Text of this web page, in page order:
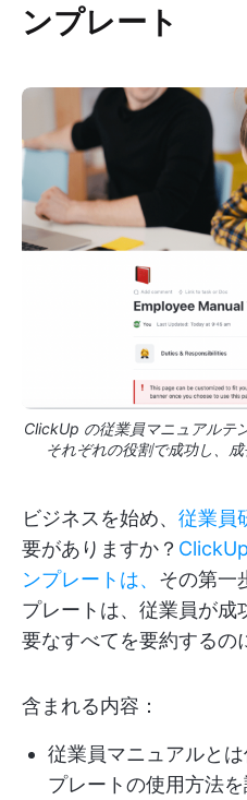
ンプレート
ClickUp の従業員マニュアルテ
それぞれの役割で成功し、
ビジネスを始め、 従業員
要がありますか？
ンプレートは、 その第一
プレートは、従業員が成
要なすべてを要約するの
含まれる内容：
従業員マニュアルと
プレートの使用方法